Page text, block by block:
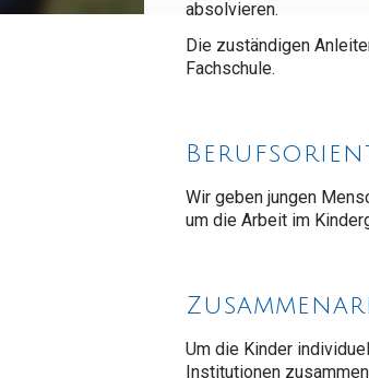
absolvieren.
Die zuständigen
Fachschule.
Wir geben jungen
um die Arbeit im
Um die Kinder
Institutionen